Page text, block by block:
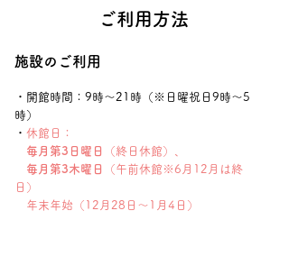
​ご利用方法
施設のご利用
・ 開館時間 ​： 9時～21時（※日曜祝日9時～5
時）
・ 休館日：
毎月第3日曜日
（終日休館）、
毎月第3木曜日
（午前休館※6月12月は終
日）
年末年始（12月28日～1月4日）